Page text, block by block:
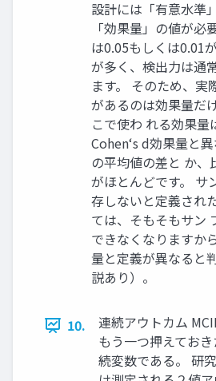
設計には「有意水準
「効果量」の値が必
は0.05もしくは0.01
が多く、検出力は通
ます。 そのため、実
があるのは効果量だ
こで使わ れる効果量
Cohen‘s d効果量と
の平均値の差と か、
がほとんどです。 サ
存しないと定義され
ては、そもそもサン
できなくなりますか
量と定義が異なると
説あり）。
10.
連続アウトカム
もう一つ押えてお
続変数である。 研